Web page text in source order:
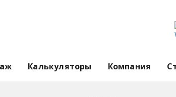
Калькуляторы Компания